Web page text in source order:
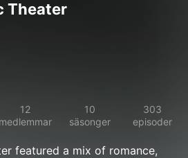
Theater
12
medlemmar
10
säsonger
303
episoder
featured a mix of romance,